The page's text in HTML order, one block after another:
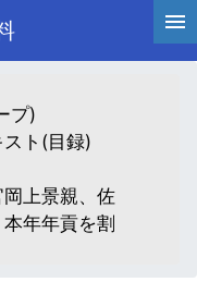
プ)
ト(目録)
上景親、佐
年年貢を割